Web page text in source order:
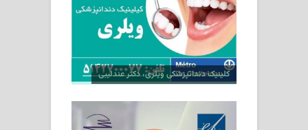
کلینیک دندانپزشکی ویلری، دکتر عندلیبی